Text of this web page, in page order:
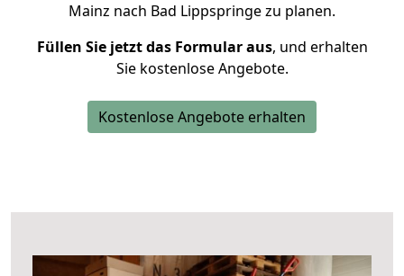
Mainz nach Bad Lippspringe zu planen.
Füllen Sie jetzt das Formular aus, und erhalten
Sie kostenlose Angebote.
Kostenlose Angebote erhalten